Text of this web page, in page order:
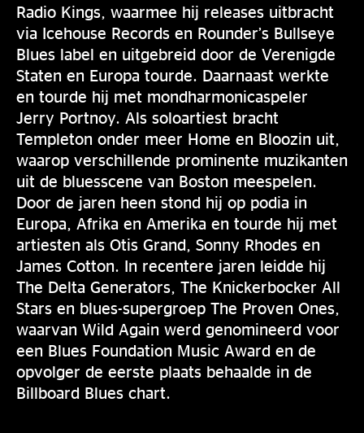
Radio Kings, waarmee hij releases uitbracht
via Icehouse Records en Rounder’s Bullseye
Blues label en uitgebreid door de Verenigde
Staten en Europa tourde. Daarnaast werkte
en tourde hij met mondharmonicaspeler
Jerry Portnoy. Als soloartiest bracht
Templeton onder meer Home en Bloozin uit,
waarop verschillende prominente muzikanten
uit de bluesscene van Boston meespelen.
Door de jaren heen stond hij op podia in
Europa, Afrika en Amerika en tourde hij met
artiesten als Otis Grand, Sonny Rhodes en
James Cotton. In recentere jaren leidde hij
The Delta Generators, The Knickerbocker All
Stars en blues-supergroep The Proven Ones,
waarvan Wild Again werd genomineerd voor
een Blues Foundation Music Award en de
opvolger de eerste plaats behaalde in de
Billboard Blues chart.